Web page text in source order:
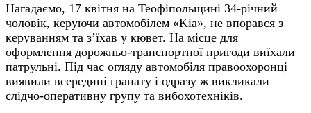
Нагадаємо, 17 квітня на Теофіпольщині 34-річний
чоловік, керуючи автомобілем «Kia», не впорався з
керуванням та з’їхав у кювет. На місце для
оформлення дорожньо-транспортної пригоди виїхали
патрульні. Під час огляду автомобіля правоохоронці
виявили всередині гранату і одразу ж викликали
слідчо-оперативну групу та вибохотехніків.